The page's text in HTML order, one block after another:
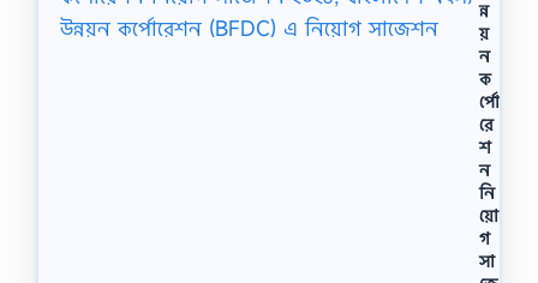
ন্ন
য়
ন
ক
র্পো
রে
শ
ন
নি
য়ো
গ
সা